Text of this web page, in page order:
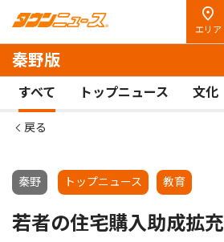
エリア
秦野版
すべて トップニュース 文化
戻る
秦野 トップニュース 教育
若者の住宅購入助成拡充